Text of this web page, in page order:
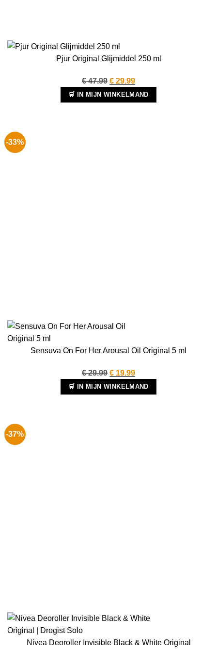
Pjur Original Glijmiddel 250 ml
€47.99 Oorspronkelijke
prijs
was:
€ 29.99Huidige
prijs
is:
🛒 IN MIJN WINKELMAND
-33%
Sensuva On For Her Arousal Oil Original 5 ml
€29.99 Oorspronkelijke
prijs
was:
€ 19.99Huidige
prijs
is:
🛒 IN MIJN WINKELMAND
-37%
Nivea Deoroller Invisible Black & White Original